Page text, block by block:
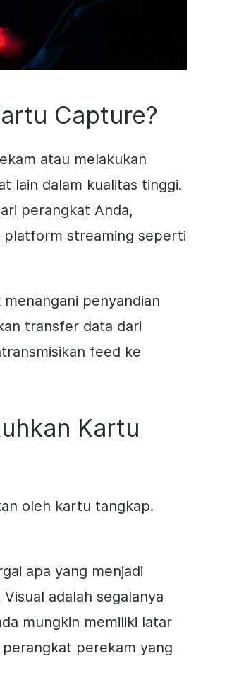
Capture?
atau melakukan
lain dalam kualitas tinggi.
perangkat Anda,
platform streaming seperti
penyandian
transfer data dari
feed ke
Kartu
oleh kartu tangkap.
apa yang menjadi
adalah segalanya
mungkin memiliki latar
perekam yang